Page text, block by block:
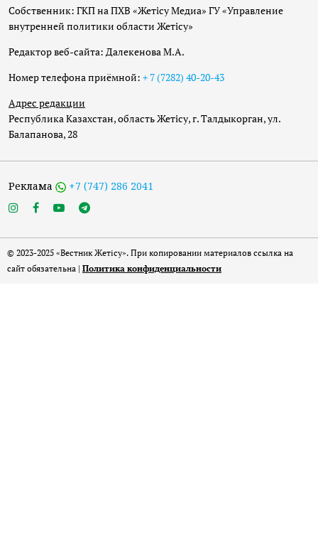
Собственник: ГКП на ПХВ «Жетісу Медиа» ГУ «Управление
внутренней политики области Жетісу»
Редактор веб-сайта: Далекенова М.А.
Номер телефона приёмной: + 7 (7282) 40-20-43
Адрес редакции
Республика Казахстан, область Жетісу, г. Талдыкорган, ул.
Балапанова, 28
Реклама +7 (747) 286 2041
© 2023-2025 «Вестник Жетісу». При копировании материалов ссылка на
сайт обязательна | Политика конфиденциальности